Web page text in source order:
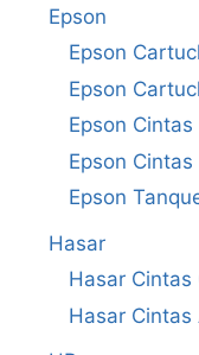
Epson
Epson
Epson
Epson
Epson
Epson
Hasar
Hasar Cintas
Hasar